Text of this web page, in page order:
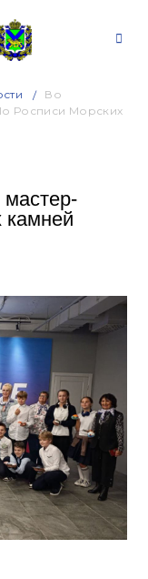
Во
Росписи Морских
камней